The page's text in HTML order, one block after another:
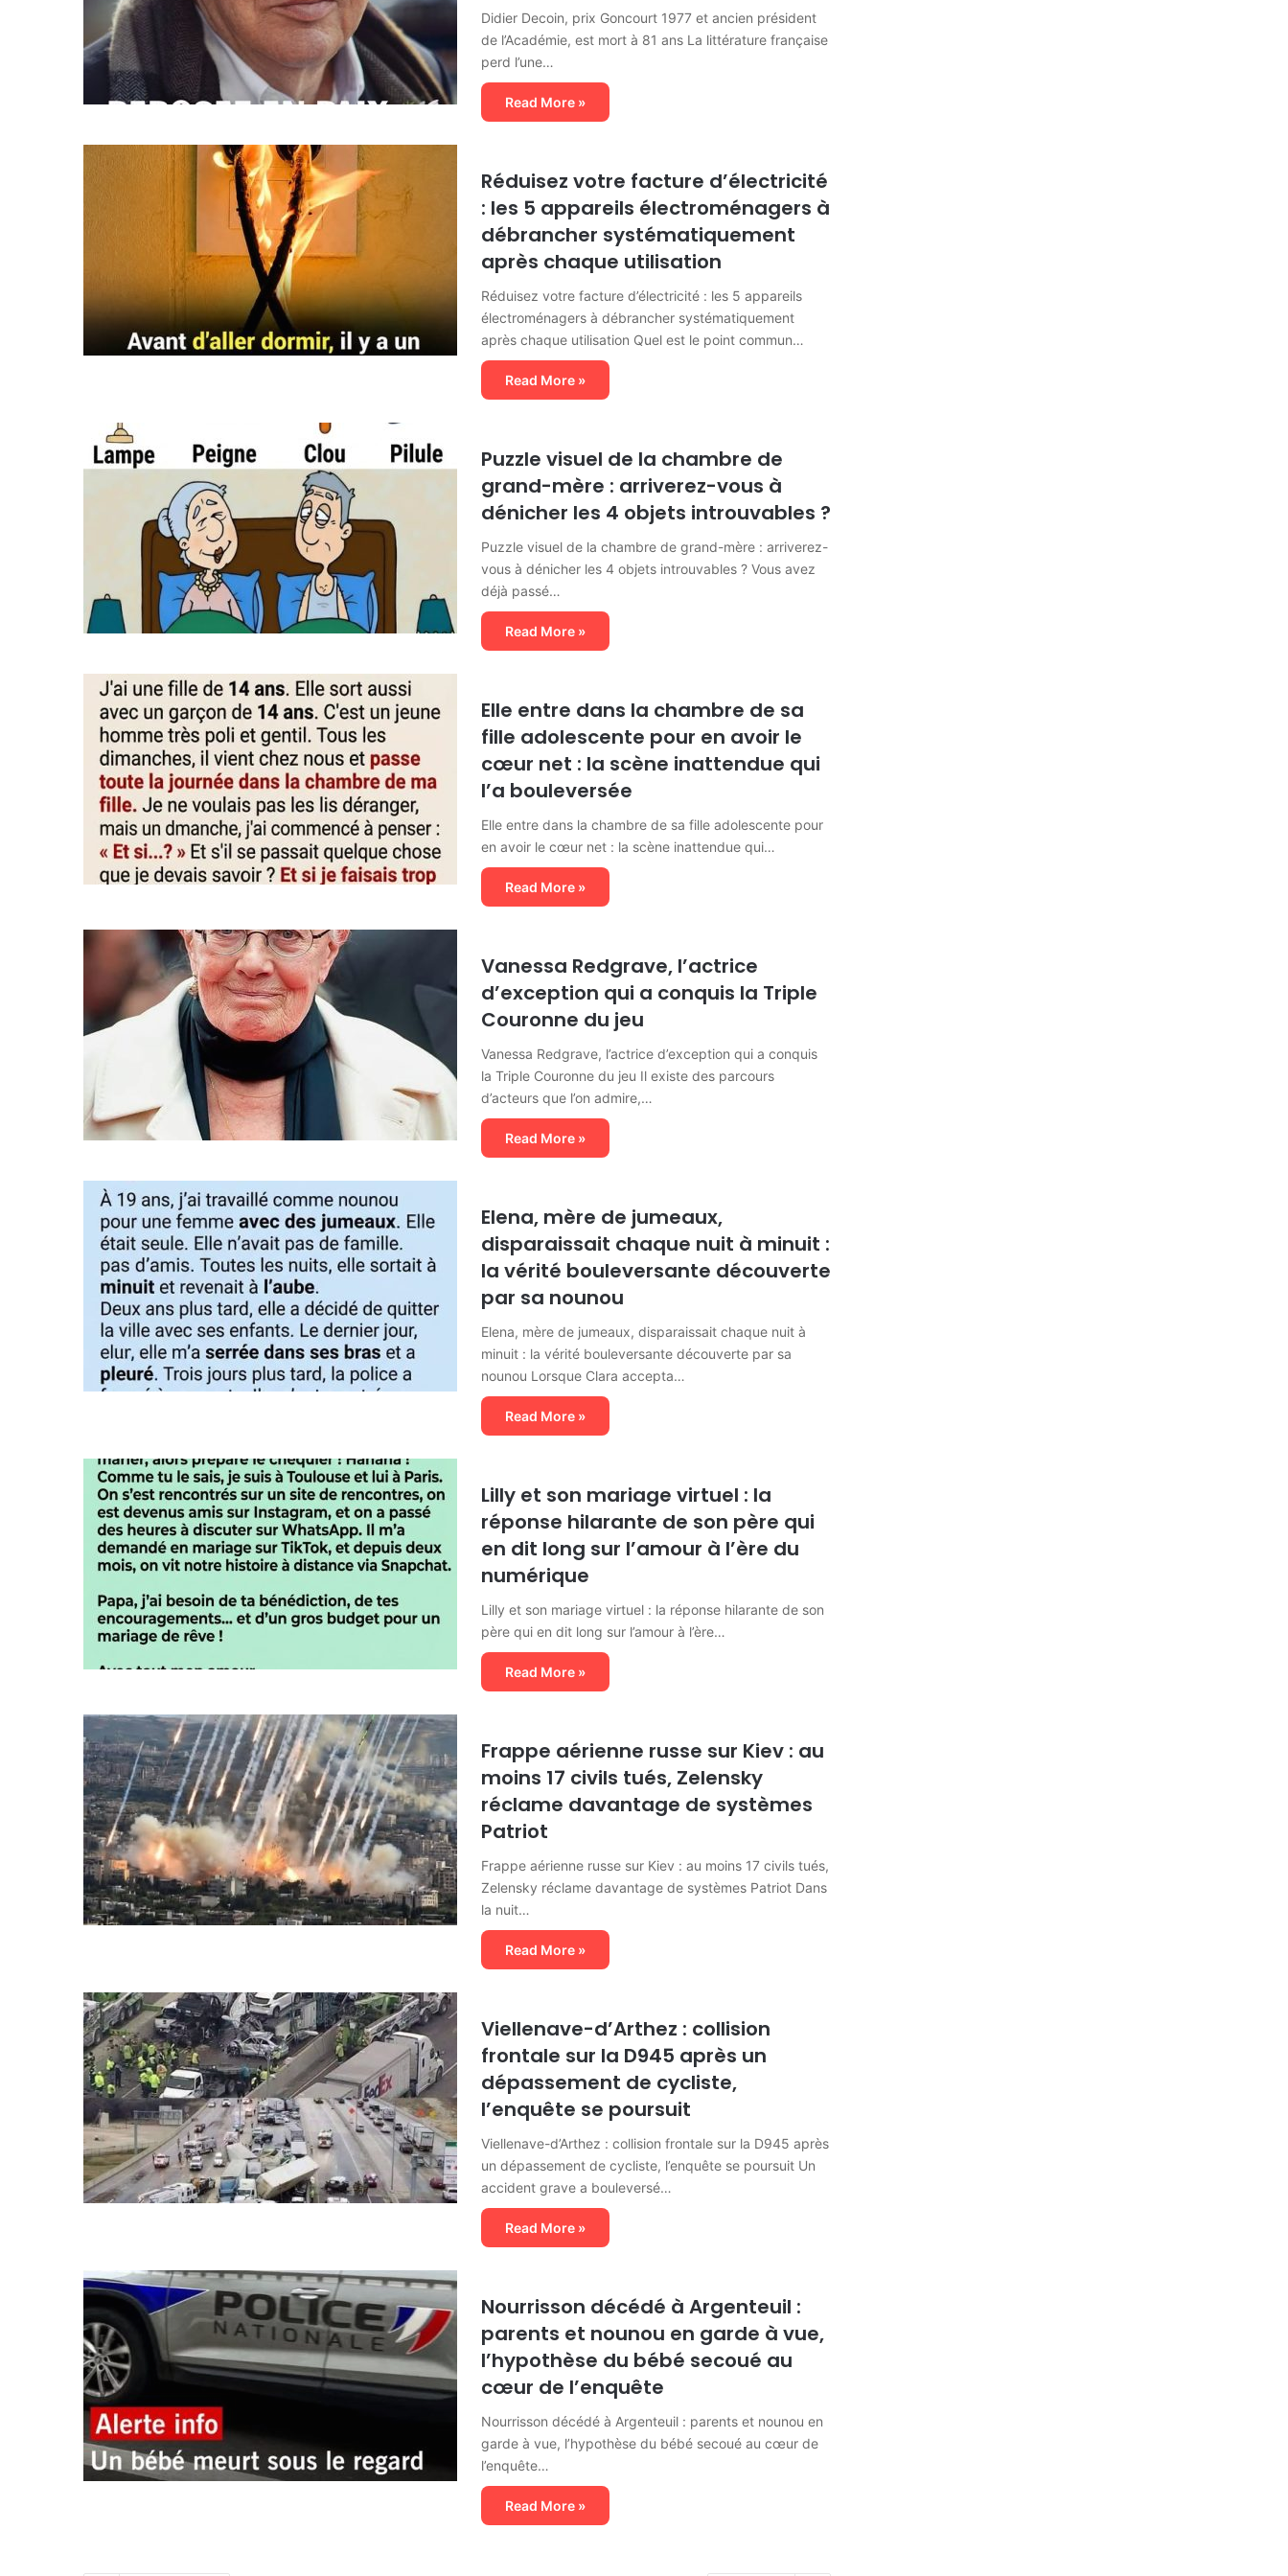
Didier Decoin, prix Goncourt 1977 et ancien président
de l’Académie, est mort à 81 ans La littérature française
perd l’une…
Read More »
Réduisez votre facture d’électricité
: les 5 appareils électroménagers à
débrancher systématiquement
après chaque utilisation
Réduisez votre facture d’électricité : les 5 appareils
électroménagers à débrancher systématiquement
après chaque utilisation Quel est le point commun…
Read More »
Puzzle visuel de la chambre de
grand-mère : arriverez-vous à
dénicher les 4 objets introuvables ?
Puzzle visuel de la chambre de grand-mère : arriverez-
vous à dénicher les 4 objets introuvables ? Vous avez
déjà passé…
Read More »
Elle entre dans la chambre de sa
fille adolescente pour en avoir le
cœur net : la scène inattendue qui
l’a bouleversée
Elle entre dans la chambre de sa fille adolescente pour
en avoir le cœur net : la scène inattendue qui…
Read More »
Vanessa Redgrave, l’actrice
d’exception qui a conquis la Triple
Couronne du jeu
Vanessa Redgrave, l’actrice d’exception qui a conquis
la Triple Couronne du jeu Il existe des parcours
d’acteurs que l’on admire,…
Read More »
Elena, mère de jumeaux,
disparaissait chaque nuit à minuit :
la vérité bouleversante découverte
par sa nounou
Elena, mère de jumeaux, disparaissait chaque nuit à
minuit : la vérité bouleversante découverte par sa
nounou Lorsque Clara accepta…
Read More »
Lilly et son mariage virtuel : la
réponse hilarante de son père qui
en dit long sur l’amour à l’ère du
numérique
Lilly et son mariage virtuel : la réponse hilarante de son
père qui en dit long sur l’amour à l’ère…
Read More »
Frappe aérienne russe sur Kiev : au
moins 17 civils tués, Zelensky
réclame davantage de systèmes
Patriot
Frappe aérienne russe sur Kiev : au moins 17 civils tués,
Zelensky réclame davantage de systèmes Patriot Dans
la nuit…
Read More »
Viellenave-d’Arthez : collision
frontale sur la D945 après un
dépassement de cycliste,
l’enquête se poursuit
Viellenave-d’Arthez : collision frontale sur la D945 après
un dépassement de cycliste, l’enquête se poursuit Un
accident grave a bouleversé…
Read More »
Nourrisson décédé à Argenteuil :
parents et nounou en garde à vue,
l’hypothèse du bébé secoué au
cœur de l’enquête
Nourrisson décédé à Argenteuil : parents et nounou en
garde à vue, l’hypothèse du bébé secoué au cœur de
l’enquête…
Read More »